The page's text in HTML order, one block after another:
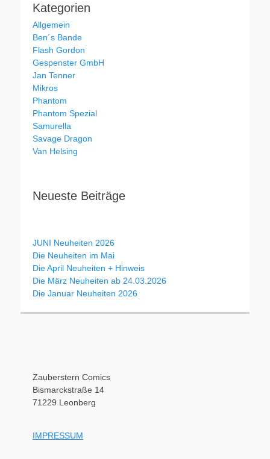
Kategorien
Allgemein
Ben´s Bande
Flash Gordon
Gespenster GmbH
Jan Tenner
Mikros
Phantom
Phantom Spezial
Samurella
Savage Dragon
Van Helsing
Neueste Beiträge
JUNI Neuheiten 2026
Die Neuheiten im Mai
Die April Neuheiten + Hinweis
Die März Neuheiten ab 24.03.2026
Die Januar Neuheiten 2026
Zauberstern Comics
Bismarckstraße 14
71229 Leonberg
IMPRESSUM